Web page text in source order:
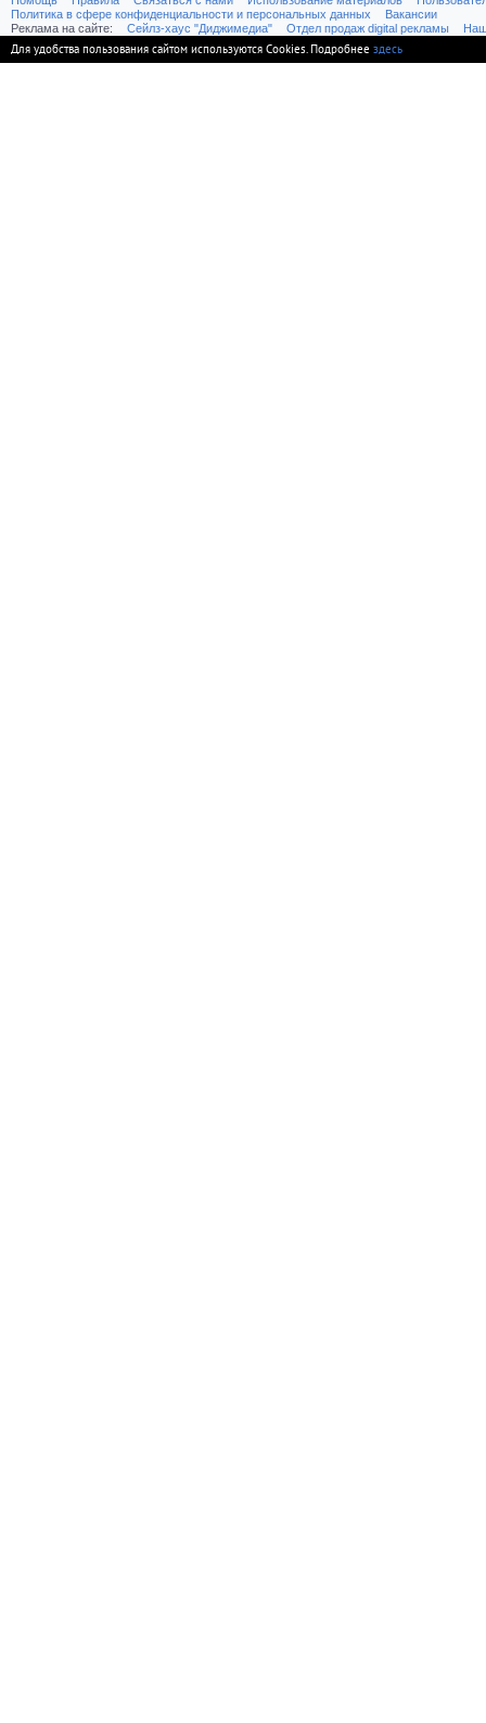
Политика в сфере конфиденциальности и персональных данных
Вакансии
Реклама на сайте:
Cейлз-хаус "Диджимедиа" Отдел продаж digital рекламы
Для удобства пользования сайтом используются Cookies. Подробнее здесь